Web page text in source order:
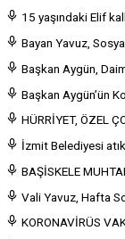
15 yaşındaki Elif
Bayan Yavuz,
Başkan Aygün,
Başkan Aygün’ün
HÜRRİYET, ÖZEL
İzmit Belediyesi
BAŞİSKELE
Vali Yavuz, Hafta
KORONAVİRÜS